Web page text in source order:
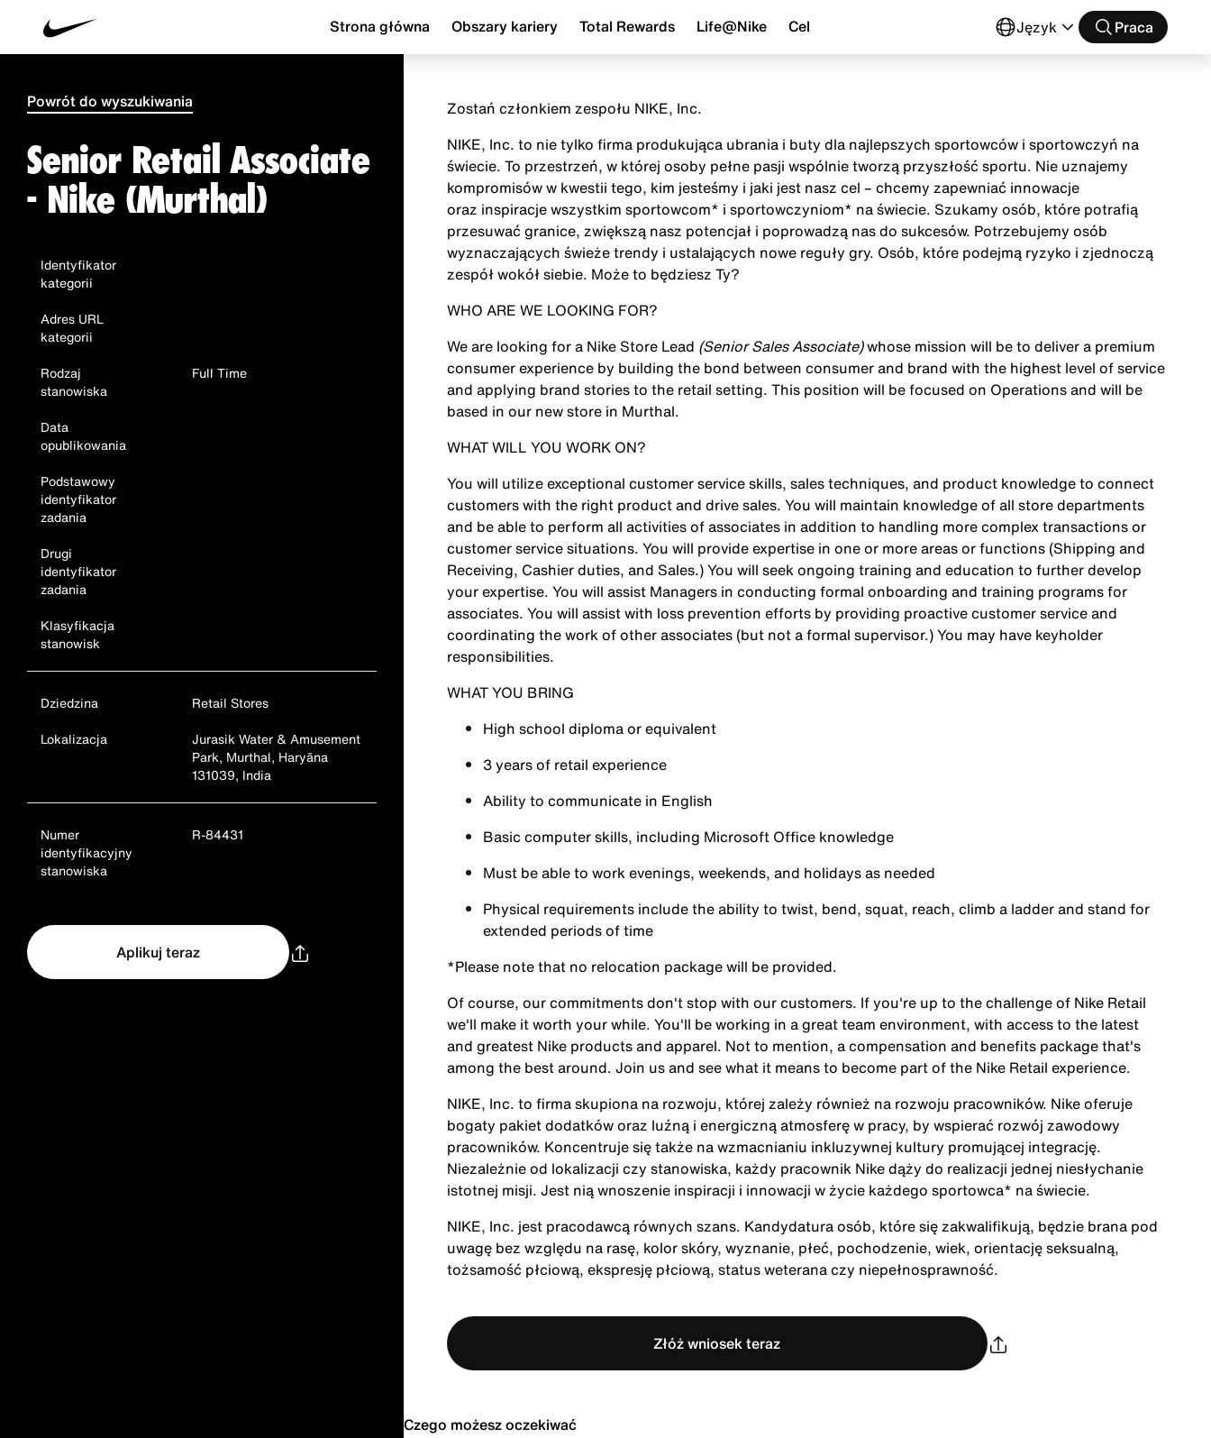
Strona główna Obszary kariery Total Rewards Life@Nike Cel Język Praca
Powrót do wyszukiwania
Senior Retail Associate
- Nike (Murthal)
Identyfikator
kategorii
Adres URL
kategorii
Rodzaj
stanowiska
Full Time
Data
opublikowania
Podstawowy
identyfikator
zadania
Drugi
identyfikator
zadania
Klasyfikacja
stanowisk
Dziedzina
Retail Stores
Lokalizacja
Jurasik Water & Amusement
Park, Murthal, Haryāna
131039, India
Numer
identyfikacyjny
stanowiska
R-84431
Aplikuj teraz
Zostań członkiem zespołu NIKE, Inc.
NIKE, Inc. to nie tylko firma produkująca ubrania i buty dla najlepszych sportowców i sportowczyń na
świecie. To przestrzeń, w której osoby pełne pasji wspólnie tworzą przyszłość sportu. Nie uznajemy
kompromisów w kwestii tego, kim jesteśmy i jaki jest nasz cel – chcemy zapewniać innowacje
oraz inspiracje wszystkim sportowcom* i sportowczyniom* na świecie. Szukamy osób, które potrafią
przesuwać granice, zwiększą nasz potencjał i poprowadzą nas do sukcesów. Potrzebujemy osób
wyznaczających świeże trendy i ustalających nowe reguły gry. Osób, które podejmą ryzyko i zjednoczą
zespół wokół siebie. Może to będziesz Ty?
WHO ARE WE LOOKING FOR?
We are looking for a Nike Store Lead (Senior Sales Associate)whose mission will be to deliver a premium
consumer experience by building the bond between consumer and brand with the highest level of service
and applying brand stories to the retail setting. This position will be focused on Operations and will be
based in our new store in Murthal.
WHAT WILL YOU WORK ON?
You will utilize exceptional customer service skills, sales techniques, and product knowledge to connect
customers with the right product and drive sales. You will maintain knowledge of all store departments
and be able to perform all activities of associates in addition to handling more complex transactions or
customer service situations. You will provide expertise in one or more areas or functions (Shipping and
Receiving, Cashier duties, and Sales.) You will seek ongoing training and education to further develop
your expertise. You will assist Managers in conducting formal onboarding and training programs for
associates. You will assist with loss prevention efforts by providing proactive customer service and
coordinating the work of other associates (but not a formal supervisor.) You may have keyholder
responsibilities.
WHAT YOU BRING
High school diploma or equivalent
3 years of retail experience
Ability to communicate in English
Basic computer skills, including Microsoft Office knowledge
Must be able to work evenings, weekends, and holidays as needed
Physical requirements include the ability to twist, bend, squat, reach, climb a ladder and stand for
extended periods of time
*Please note that no relocation package will be provided.
Of course, our commitments don't stop with our customers. If you're up to the challenge of Nike Retail
we'll make it worth your while. You'll be working in a great team environment, with access to the latest
and greatest Nike products and apparel. Not to mention, a compensation and benefits package that's
among the best around. Join us and see what it means to become part of the Nike Retail experience.
NIKE, Inc. to firma skupiona na rozwoju, której zależy również na rozwoju pracowników. Nike oferuje
bogaty pakiet dodatków oraz luźną i energiczną atmosferę w pracy, by wspierać rozwój zawodowy
pracowników. Koncentruje się także na wzmacnianiu inkluzywnej kultury promującej integrację.
Niezależnie od lokalizacji czy stanowiska, każdy pracownik Nike dąży do realizacji jednej niesłychanie
istotnej misji. Jest nią wnoszenie inspiracji i innowacji w życie każdego sportowca* na świecie.
NIKE, Inc. jest pracodawcą równych szans. Kandydatura osób, które się zakwalifikują, będzie brana pod
uwagę bez względu na rasę, kolor skóry, wyznanie, płeć, pochodzenie, wiek, orientację seksualną,
tożsamość płciową, ekspresję płciową, status weterana czy niepełnosprawność.
Złóż wniosek teraz
Czego możesz oczekiwać